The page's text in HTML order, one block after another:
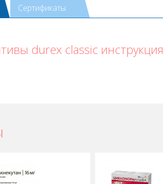
Сертификаты
durex classic инструкция